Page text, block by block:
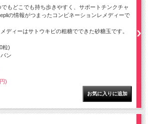
でもどこでも持ち歩きやすく、サポートチンクチャ
の情報がつまったコンビネーションレメディーで
ディーはサトウキビの粗糖でできた砂糖玉です。
粒)
ン
)